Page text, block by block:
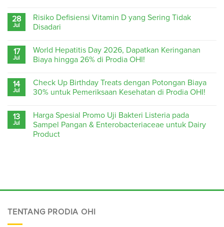
28
Jul
Risiko Defisiensi Vitamin D yang Sering Tidak
Disadari
17
Jul
World Hepatitis Day 2026, Dapatkan Keringanan
Biaya hingga 26% di Prodia OHI!
14
Jul
Check Up Birthday Treats dengan Potongan Biaya
30% untuk Pemeriksaan Kesehatan di Prodia OHI!
13
Jul
Harga Spesial Promo Uji Bakteri Listeria pada
Sampel Pangan & Enterobacteriaceae untuk Dairy
Product
TENTANG PRODIA OHI